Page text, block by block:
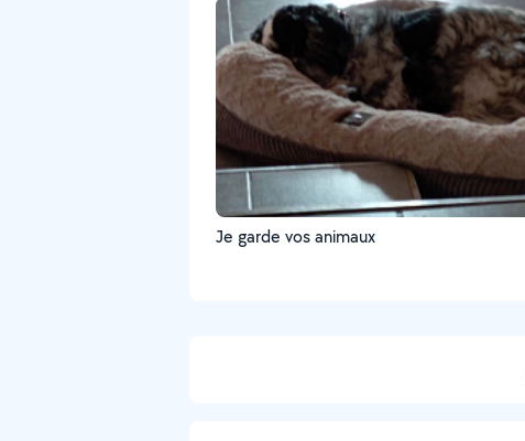
Je garde vos animaux